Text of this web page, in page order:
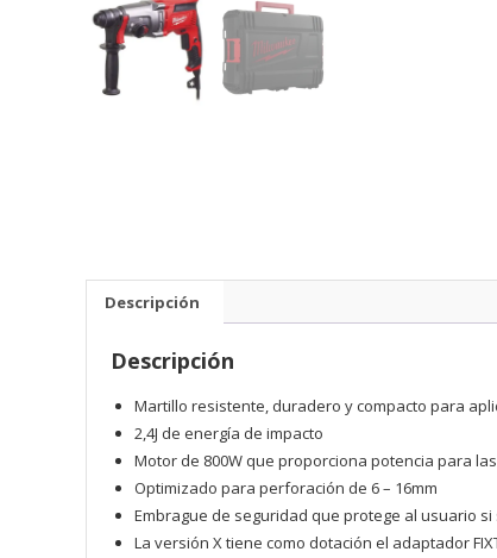
Descripción
Descripción
Martillo resistente, duradero y compacto para
2,4J de energía de impacto
Motor de 800W que proporciona potencia para
Optimizado para perforación de 6 – 16mm
Embrague de seguridad que protege al usuario si
La versión X tiene como dotación el adaptador